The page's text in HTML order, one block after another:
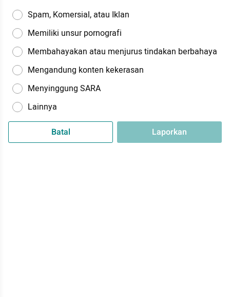
Spam, Komersial, atau Iklan
Memiliki unsur pornografi
Membahayakan atau menjurus tindakan berbahaya
Mengandung konten kekerasan
Menyinggung SARA
Lainnya
Batal Laporkan